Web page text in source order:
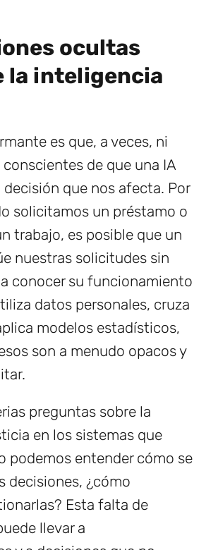
ocultas
la inteligencia
es que, a veces, ni
de que una IA
que nos afecta. Por
solicitamos un préstamo o
trabajo, es posible que un
nuestras solicitudes sin
conocer su funcionamiento
datos personales, cruza
modelos estadísticos,
son a menudo opacos y
preguntas sobre la
en los sistemas que
podemos entender cómo se
decisiones, ¿cómo
Esta falta de
llevar a